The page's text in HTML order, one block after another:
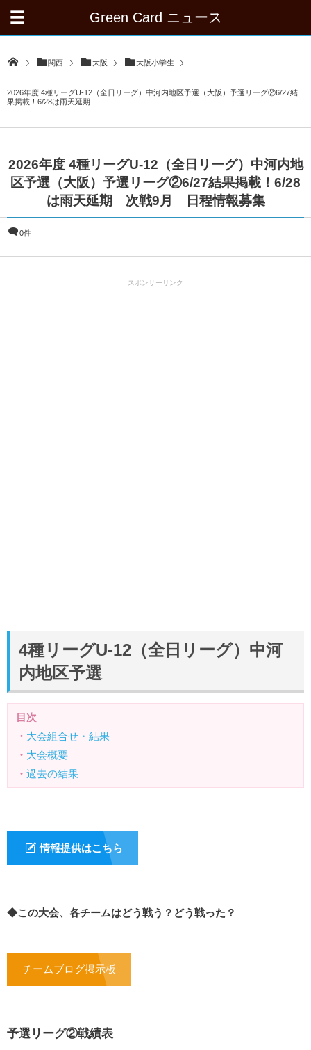
Green Card ニュース
関西 大阪 大阪小学生
2026年度 4種リーグU-12（全日リーグ）中河内地区予選（大阪）予選リーグ②6/27結
果掲載！6/28は雨天延期...
2026年度 4種リーグU-12（全日リーグ）中河内地
区予選（大阪）予選リーグ②6/27結果掲載！6/28
は雨天延期 次戦9月 日程情報募集
0件
スポンサーリンク
4種リーグU-12（全日リーグ）中河
内地区予選
目次
・ 大会組合せ・結果
・ 大会概要
・ 過去の結果
情報提供はこちら
◆この大会、各チームはどう戦う？どう戦った？
チームブログ掲示板
予選リーグ②戦績表